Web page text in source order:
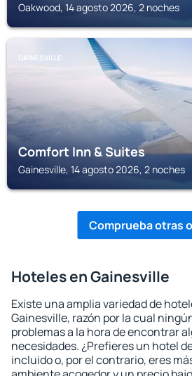
Oakwood, 14 agosto 2026, 2 noches
GAINESVILLE
Comfort Inn & Suites
Gainesville, 14 agosto 2026, 2 noches
Comprueba otras
Hoteles en Gainesville
Existe una amplia variedad de
Gainesville, razón por la cual
problemas a la hora de encontrar
necesidades. ¿Prefieres un hotel
incluido o, por el contrario, eres